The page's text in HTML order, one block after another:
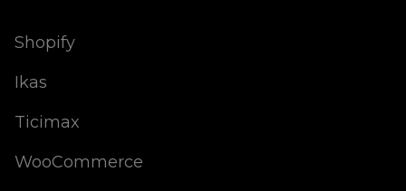
Shopify
Ikas
Ticimax
WooCommerce